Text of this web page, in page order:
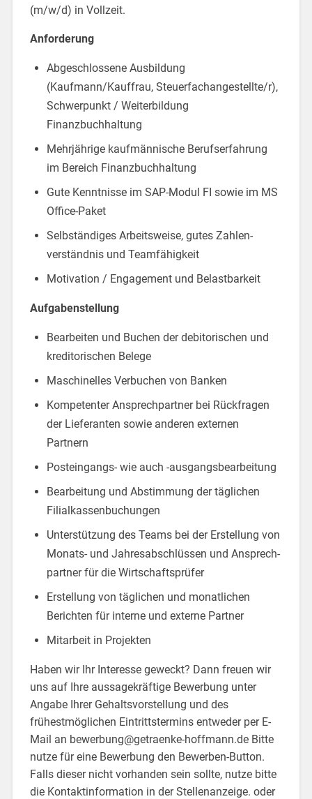
(m/w/d) in Vollzeit.
Anforderung
Abgeschlossene Ausbildung
(Kaufmann/Kauffrau, Steuerfachangestellte/r),
Schwerpunkt / Weiter­bildung
Finanzbuchhaltung
Mehrjährige kaufmännische Berufserfahrung
im Bereich Finanzbuchhaltung
Gute Kenntnisse im SAP-Modul FI sowie im MS
Office-Paket
Selbständiges Arbeitsweise, gutes Zahlen­
verständnis und Teamfähigkeit
Motivation / Engagement und Belastbarkeit
Aufgabenstellung
Bearbeiten und Buchen der debitorischen und
kreditorischen Belege
Maschinelles Verbuchen von Banken
Kompetenter Ansprechpartner bei Rückfragen
der Lieferanten sowie anderen externen
Partnern
Posteingangs- wie auch -ausgangsbearbeitung
Bearbeitung und Abstimmung der täglichen
Filial­kassenbuchungen
Unterstützung des Teams bei der Erstellung von
Monats- und Jahresabschlüssen und Ansprech­
partner für die Wirtschaftsprüfer
Erstellung von täglichen und monatlichen
Berichten für interne und externe Partner
Mitarbeit in Projekten
Haben wir Ihr Interesse geweckt? Dann freuen wir
uns auf Ihre aussagekräftige Bewerbung unter
Angabe Ihrer Gehaltsvorstellung und des
frühestmöglichen Eintrittstermins entweder per E-
Mail an bewerbung@getraenke-hoffmann.de Bitte
nutze für eine Bewerbung den Bewerben-Button.
Falls dieser nicht vorhanden sein sollte, nutze bitte
die Kontaktinformation in der Stellenanzeige. oder